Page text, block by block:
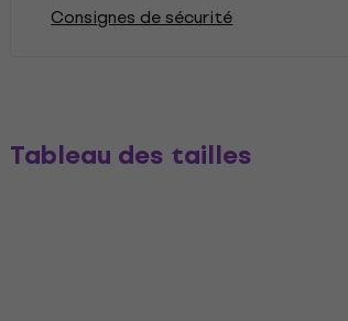
Consignes de sécurité
Tableau des tailles